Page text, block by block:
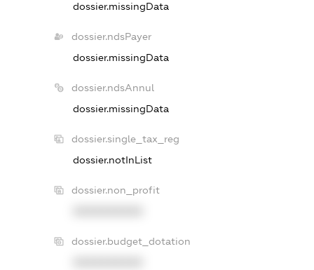
dossier.missingData
dossier.ndsPayer
dossier.missingData
dossier.ndsAnnul
dossier.missingData
dossier.single_tax_reg
dossier.notInList
dossier.non_profit
dossier.budget_dotation